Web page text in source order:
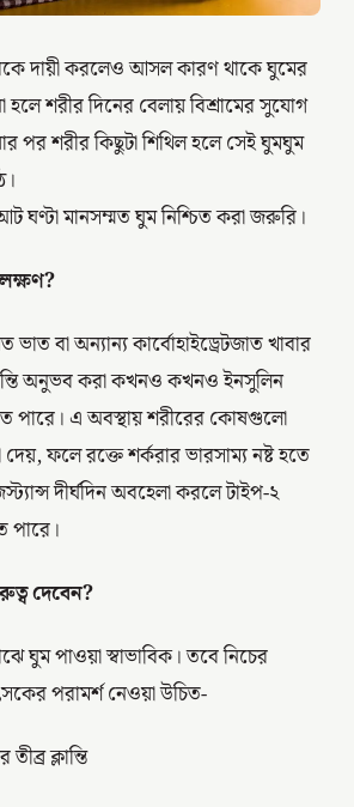
দায়ী করলেও আসল কারণ থাকে ঘুমের
হলে শরীর দিনের বেলায় বিশ্রামের সুযোগ
পর শরীর কিছুটা শিথিল হলে সেই ঘুমঘুম
ঘণ্টা মানসম্মত ঘুম নিশ্চিত করা জরুরি।
বা অন্যান্য কার্বোহাইড্রেটজাত খাবার
অনুভব করা কখনও কখনও ইনসুলিন
পারে। এ অবস্থায় শরীরের কোষগুলো
ফলে রক্তে শর্করার ভারসাম্য নষ্ট হতে
দীর্ঘদিন অবহেলা করলে টাইপ-২
পারে।
দেবেন?
ঘুম পাওয়া স্বাভাবিক। তবে নিচের
পরামর্শ নেওয়া উচিত-
ক্লান্তি